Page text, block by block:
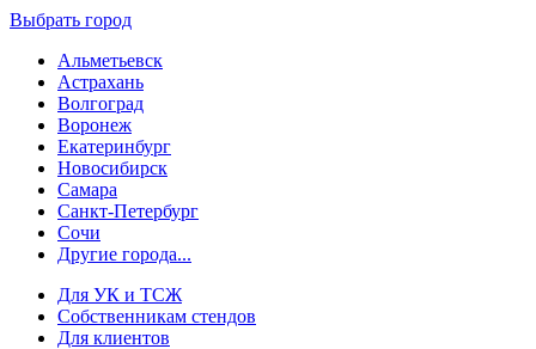
Выбрать город
Альметьевск
Астрахань
Волгоград
Воронеж
Екатеринбург
Новосибирск
Самара
Санкт-Петербург
Сочи
Другие города...
Для УК и ТСЖ
Собственникам стендов
Для клиентов